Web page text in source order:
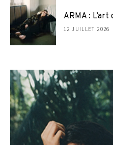
ARMA :
12 JUILLET 2026